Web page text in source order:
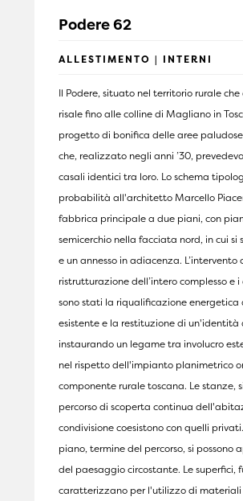
Podere 62
ALLESTIMENTO | INTERNI
Il Podere, situato nel territorio rurale
risale fino alle colline di Magliano in
progetto di bonifica delle aree
che, realizzato negli anni ’30,
casali identici tra loro. Lo schema
probabilità all'architetto Marcello
fabbrica principale a due piani, con
semicerchio nella facciata nord, in cui
e un annesso in adiacenza. L’intervento
ristrutturazione dell’intero complesso e
sono stati la riqualificazione energetica
esistente e la restituzione di
instaurando un legame tra involucro
nel rispetto dell'impianto planimetrico
componente rurale toscana. Le stanze,
percorso di scoperta continua
condivisione coesistono con quelli
piano, termine del percorso, si possono
del paesaggio circostante. Le superfici,
caratterizzano per l'utilizzo di